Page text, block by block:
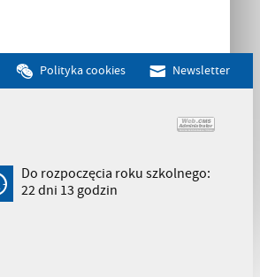
Polityka cookies Newsletter
Do rozpoczęcia roku szkolnego:
22dni 13 godzin